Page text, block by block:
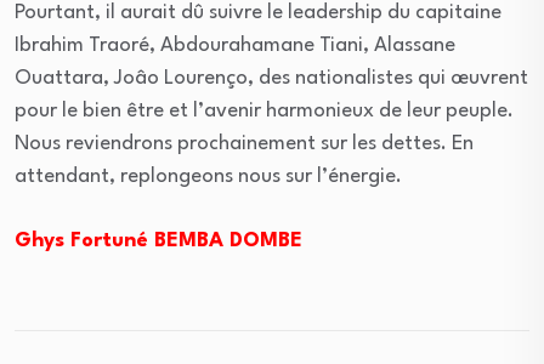
Pourtant, il aurait dû suivre le leadership du capitaine
Ibrahim Traoré, Abdourahamane Tiani, Alassane
Ouattara, Joâo Lourenço, des nationalistes qui œuvrent
pour le bien être et l’avenir harmonieux de leur peuple.
Nous reviendrons prochainement sur les dettes. En
attendant, replongeons nous sur l’énergie.
Ghys Fortuné BEMBA DOMBE